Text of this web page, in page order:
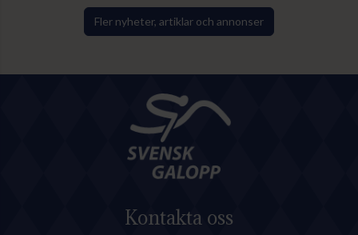
Fler nyheter, artiklar och annonser
Kontakta oss